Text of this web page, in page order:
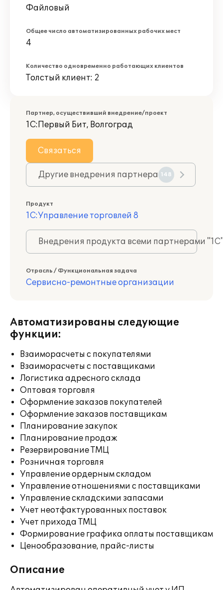
Файловый
Общее число автоматизированных рабочих мест
4
Количество одновременно работающих клиентов
Толстый клиент: 2
Партнер, осуществивший внедрение/проект
1С:Первый Бит, Волгоград
Связаться
Другие внедрения партнера 148
Продукт
1С:Управление торговлей 8
Внедрения продукта всеми партнерами
Отрасль / Функциональная задача
Сервисно-ремонтные организации
Автоматизированы следующие
функции:
Взаиморасчеты с покупателями
Взаиморасчеты с поставщиками
Логистика адресного склада
Оптовая торговля
Оформление заказов покупателей
Оформление заказов поставщикам
Планирование закупок
Планирование продаж
Резервирование ТМЦ
Розничная торговля
Управление ордерным складом
Управление отношениями с поставщиками
Управление складскими запасами
Учет неотфактурованных поставок
Учет прихода ТМЦ
Формирование графика оплаты поставщикам
Ценообразование, прайс-листы
Описание